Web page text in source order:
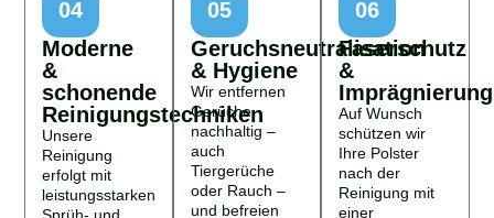
04
Moderne
&
schonende
Reinigungstechniken
Unsere
Reinigung
erfolgt mit
leistungsstarken
Sprüh- und
05
Geruchsneutralisation
& Hygiene
Wir entfernen
Gerüche
nachhaltig –
auch
Tiergerüche
oder Rauch –
und befreien
06
Faserschutz
&
Imprägnierung
Auf Wunsch
schützen wir
Ihre Polster
nach der
Reinigung mit
einer